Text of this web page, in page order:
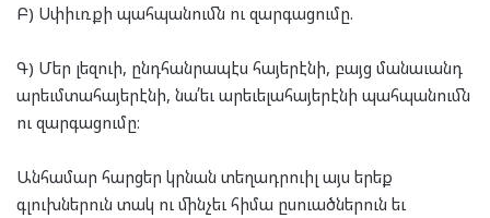
Բ) Սփիւռքի պահպանումն ու զարգացումը.
Գ) Մեր լեզուի, ընդհանրապէս հայերէնի, բայց մանաւանդ
արեւմտահայերէնի, նա՛եւ արեւելահայերէնի պահպանումն
ու զարգացումը։
Անհամար հարցեր կրնան տեղադրուիլ այս երեք
գլուխներուն տակ ու մինչեւ հիմա ըսուածներուն եւ